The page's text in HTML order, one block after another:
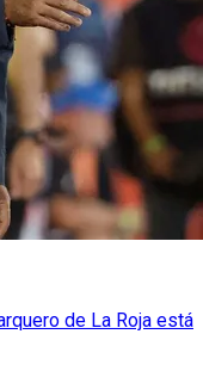
de La Roja está